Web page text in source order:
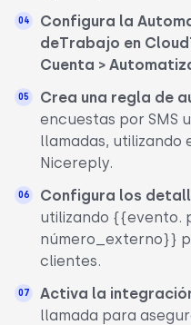
Configura la
deTrabajo en
Cuenta >
Crea una regla de
encuestas por SMS
llamadas, utilizando
Nicereply.
Configura los
utilizando {{evento.
número_externo}}
clientes.
Activa la
llamada para